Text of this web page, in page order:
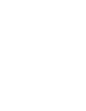
款後即
物簡單